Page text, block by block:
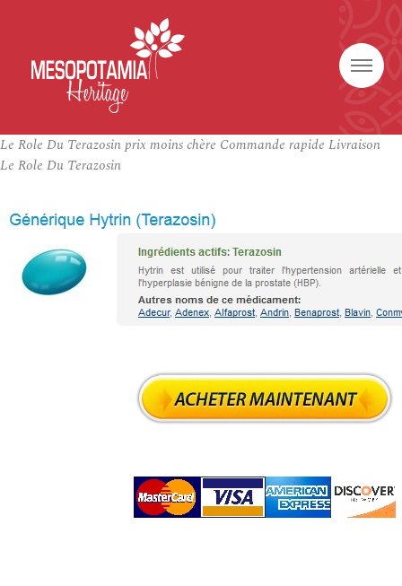
Le Role Du Terazosin prix moins chère Commande rapide Livraison
Le Role Du Terazosin